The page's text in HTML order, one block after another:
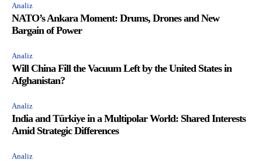
Analiz
NATO’s Ankara Moment: Drums, Drones and New
Bargain of Power
Analiz
Will China Fill the Vacuum Left by the United States in
Afghanistan?
Analiz
India and Türkiye in a Multipolar World: Shared Interests
Amid Strategic Differences
Analiz